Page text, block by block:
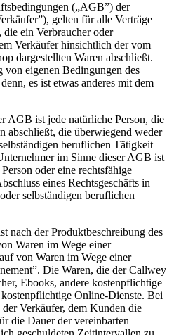
(„AGB”) der
gelten für alle Verträge
ein Verbraucher oder
Verkäufer hinsichtlich der vom
dargestellten Waren abschließt.
eigenen Bedingungen des
es ist etwas anderes mit dem
AGB ist jede natürliche Person, die
abschließt, die überwiegend weder
beruflichen Tätigkeit
im Sinne dieser AGB ist
oder eine rechtsfähige
eines Rechtsgeschäfts in
selbständigen beruflichen
nach der Produktbeschreibung des
Waren im Wege einer
von Waren im Wege einer
Die Waren, die der Callwey
Ebooks, andere kostenpflichtige
Online-Dienste. Bei
Verkäufer, dem Kunden die
die Dauer der vereinbarten